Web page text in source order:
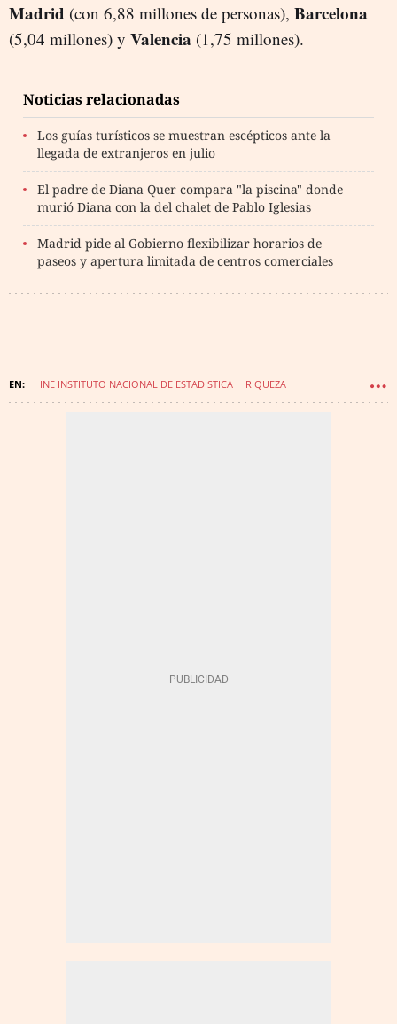
Madrid (con 6,88 millones de personas), Barcelona
(5,04 millones) y Valencia (1,75 millones).
Noticias relacionadas
Los guías turísticos se muestran escépticos ante la
llegada de extranjeros en julio
El padre de Diana Quer compara "la piscina" donde
murió Diana con la del chalet de Pablo Iglesias
Madrid pide al Gobierno flexibilizar horarios de
paseos y apertura limitada de centros comerciales
INE INSTITUTO NACIONAL DE ESTADISTICA RIQUEZA